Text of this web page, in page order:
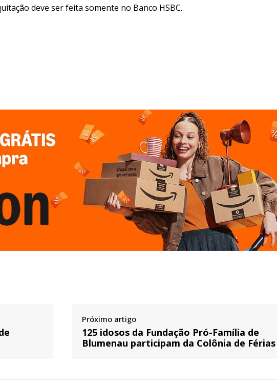
deve ser feita somente no Banco HSBC.
Próximo artigo
125 idosos da Fundação Pró-Família de
Blumenau participam da Colônia de Férias